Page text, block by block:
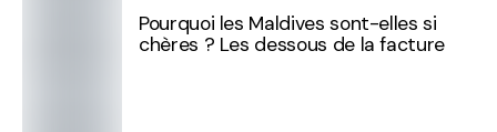
Pourquoi les Maldives sont-elles si
chères ? Les dessous de la facture